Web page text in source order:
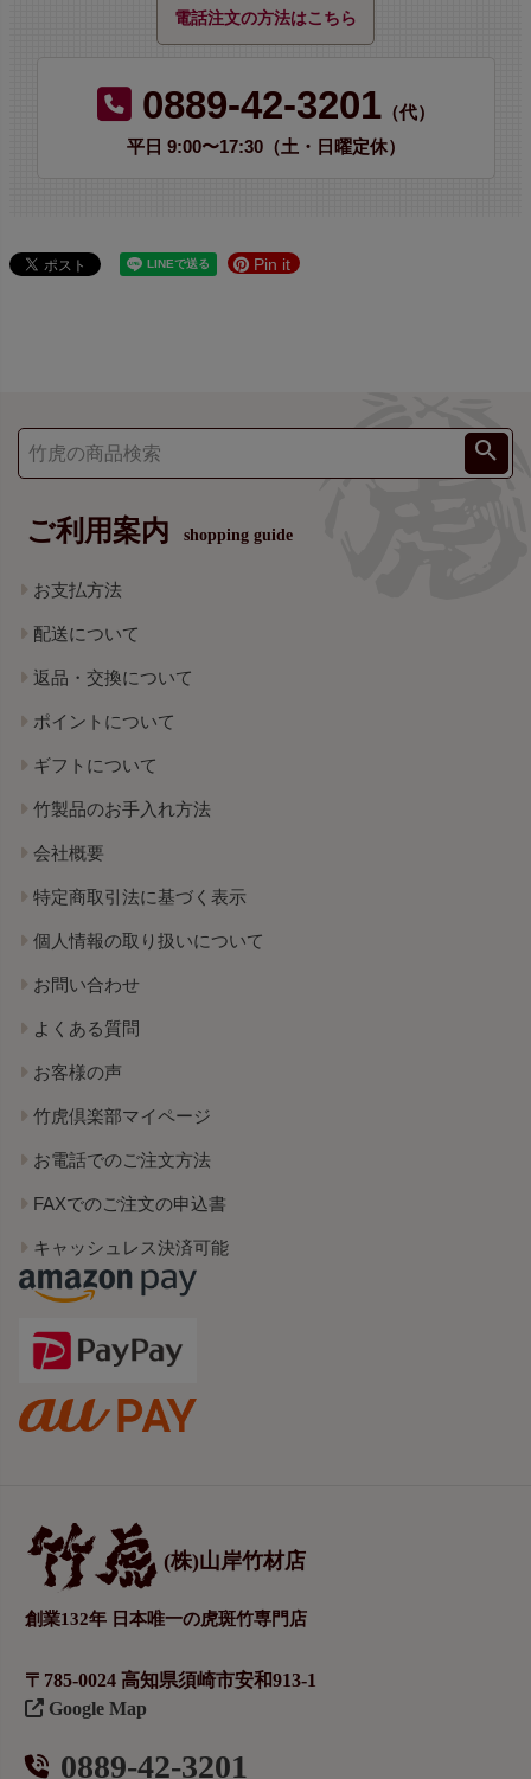
電話注文の方法はこちら
0889-42-3201（代）
平日 9:00〜17:30（土・日曜定休）
Pin it
ご利用案内 shopping guide
お支払方法
配送について
返品・交換について
ポイントについて
ギフトについて
竹製品のお手入れ方法
会社概要
特定商取引法に基づく表示
個人情報の取り扱いについて
お問い合わせ
よくある質問
お客様の声
竹虎倶楽部マイページ
お電話でのご注文方法
FAXでのご注文の申込書
キャッシュレス決済可能
(株)山岸竹材店
創業132年 日本唯一の虎斑竹専門店
〒785-0024 高知県須崎市安和913-1
Google Map
0889-42-3201